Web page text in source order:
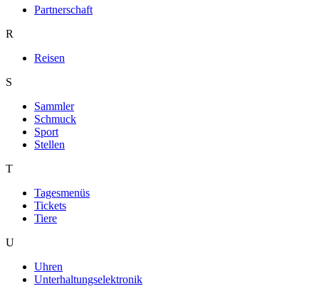
Partnerschaft
R
Reisen
S
Sammler
Schmuck
Sport
Stellen
T
Tagesmenüs
Tickets
Tiere
U
Uhren
Unterhaltungselektronik